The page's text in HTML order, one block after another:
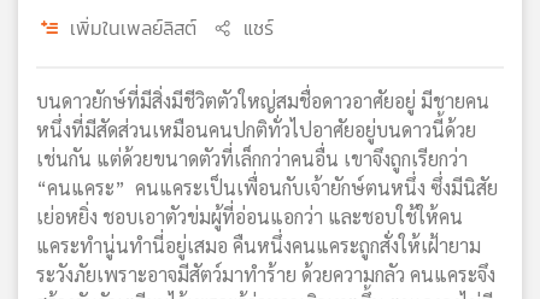
เครือ เพิ่มในเพลย์ลิสต์ แชร์
บนดาวยักษ์ที่มีสิ่งมีชีวิตตัวใหญ่สมชื่อดาวอาศัยอยู่ มีชายคน
หนึ่งที่มีสัดส่วนเหมือนคนปกติทั่วไปอาศัยอยู่บนดาวนี้ด้วย
เช่นกัน แต่ด้วยขนาดตัวที่เล็กกว่าคนอื่น เขาจึงถูกเรียกว่า
“คนแคระ” คนแคระเป็นเพื่อนกับเจ้ายักษ์ตนหนึ่ง ซึ่งมีนิสัย
เย่อหยิ่ง ชอบเอาตัวข่มผู้ที่อ่อนแอกว่า และชอบใช้ให้คน
แคระทำนู่นทำนี่อยู่เสมอ คืนหนึ่งคนแคระถูกสั่งให้เฝ้ายาม
ระวังภัยเพราะอาจมีสัตว์มาทำร้าย ด้วยความกลัว คนแคระจึง